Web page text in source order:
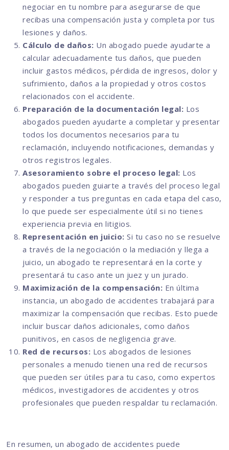
negociar en tu nombre para asegurarse de que
recibas una compensación justa y completa por tus
lesiones y daños.
Cálculo de daños: Un abogado puede ayudarte a
calcular adecuadamente tus daños, que pueden
incluir gastos médicos, pérdida de ingresos, dolor y
sufrimiento, daños a la propiedad y otros costos
relacionados con el accidente.
Preparación de la documentación legal: Los
abogados pueden ayudarte a completar y presentar
todos los documentos necesarios para tu
reclamación, incluyendo notificaciones, demandas y
otros registros legales.
Asesoramiento sobre el proceso legal: Los
abogados pueden guiarte a través del proceso legal
y responder a tus preguntas en cada etapa del caso,
lo que puede ser especialmente útil si no tienes
experiencia previa en litigios.
Representación en juicio: Si tu caso no se resuelve
a través de la negociación o la mediación y llega a
juicio, un abogado te representará en la corte y
presentará tu caso ante un juez y un jurado.
Maximización de la compensación: En última
instancia, un abogado de accidentes trabajará para
maximizar la compensación que recibas. Esto puede
incluir buscar daños adicionales, como daños
punitivos, en casos de negligencia grave.
Red de recursos: Los abogados de lesiones
personales a menudo tienen una red de recursos
que pueden ser útiles para tu caso, como expertos
médicos, investigadores de accidentes y otros
profesionales que pueden respaldar tu reclamación.
En resumen, un abogado de accidentes puede